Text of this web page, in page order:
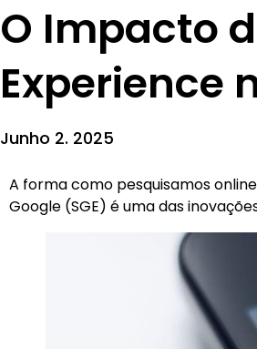
O Impacto
Experience
Junho 2. 2025
A forma como pesquisamos
Google (SGE) é uma das